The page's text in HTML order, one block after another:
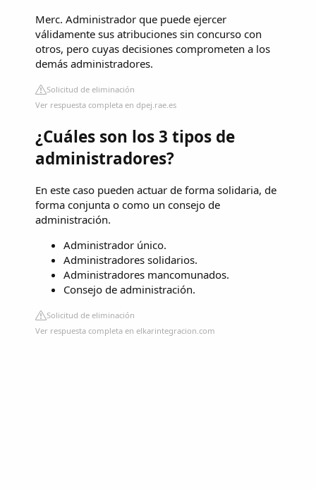
Merc. Administrador que puede ejercer
válidamente sus atribuciones sin concurso con
otros, pero cuyas decisiones comprometen a los
demás administradores.
Solicitud de eliminación
Ver respuesta completa en dpej.rae.es
¿Cuáles son los 3 tipos de
administradores?
En este caso pueden actuar de forma solidaria, de
forma conjunta o como un consejo de
administración.
Administrador único.
Administradores solidarios.
Administradores mancomunados.
Consejo de administración.
Solicitud de eliminación
Ver respuesta completa en elkarintegracion.com